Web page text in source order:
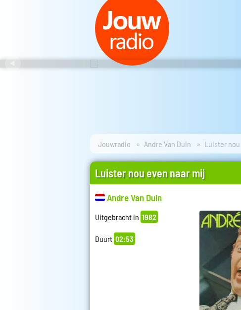
Jouwradio Andre Van Duin Luister
Luister nou even naar mij
Andre Van Duin
Uitgebracht in 1982
Duurt 02:53